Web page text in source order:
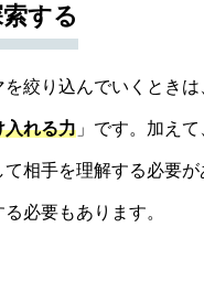
する
を絞り込んでいくとき
入れる力 」です。加えて
て相手を理解する必要
必要もあります。